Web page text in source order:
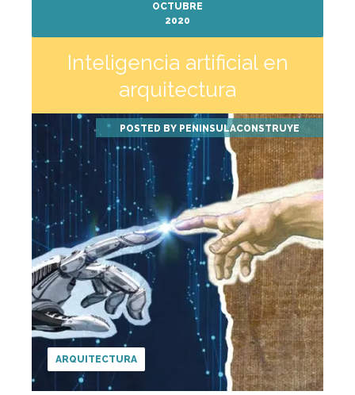
OCTUBRE
2020
Inteligencia artificial en
arquitectura
POSTED BY PENINSULACONSTRUYE
ARQUITECTURA